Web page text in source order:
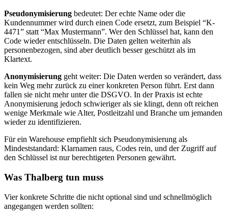
Pseudonymisierung bedeutet: Der echte Name oder die
Kundennummer wird durch einen Code ersetzt, zum Beispiel “K-
4471” statt “Max Mustermann”. Wer den Schlüssel hat, kann den
Code wieder entschlüsseln. Die Daten gelten weiterhin als
personenbezogen, sind aber deutlich besser geschützt als im
Klartext.
Anonymisierung geht weiter: Die Daten werden so verändert, dass
kein Weg mehr zurück zu einer konkreten Person führt. Erst dann
fallen sie nicht mehr unter die DSGVO. In der Praxis ist echte
Anonymisierung jedoch schwieriger als sie klingt, denn oft reichen
wenige Merkmale wie Alter, Postleitzahl und Branche um jemanden
wieder zu identifizieren.
Für ein Warehouse empfiehlt sich Pseudonymisierung als
Mindeststandard: Klarnamen raus, Codes rein, und der Zugriff auf
den Schlüssel ist nur berechtigeten Personen gewährt.
Was Thalberg tun muss
Vier konkrete Schritte die nicht optional sind und schnellmöglich
angegangen werden sollten: